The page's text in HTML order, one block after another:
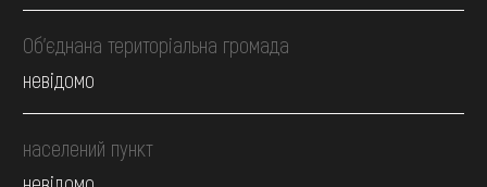
Об’єднана територіальна громада
невідомо
населений пункт